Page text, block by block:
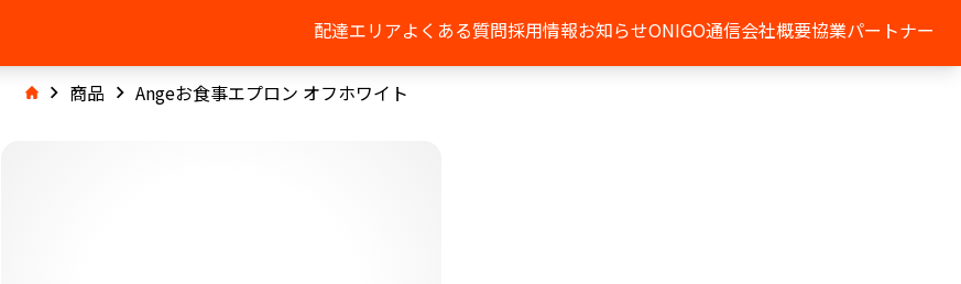
配達エリアよくある質問採用情報お知らせONIGO通信会社概要協業パートナー
商品 Angeお食事エプロン オフホワイト